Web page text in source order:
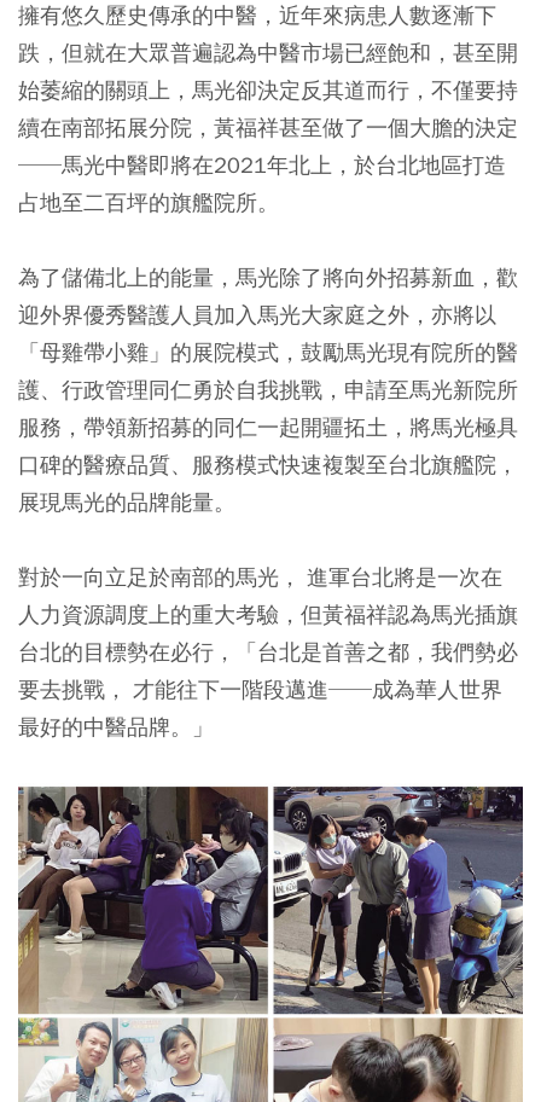
擁有悠久歷史傳承的中醫，近年來病患人數逐漸下
跌，但就在大眾普遍認為中醫市場已經飽和，甚至開
始萎縮的關頭上，馬光卻決定反其道而行，不僅要持
續在南部拓展分院，黃福祥甚至做了一個大膽的決定
──馬光中醫即將在2021年北上，於台北地區打造
占地至二百坪的旗艦院所。
為了儲備北上的能量，馬光除了將向外招募新血，歡
迎外界優秀醫護人員加入馬光大家庭之外，亦將以
「母雞帶小雞」的展院模式，鼓勵馬光現有院所的醫
護、行政管理同仁勇於自我挑戰，申請至馬光新院所
服務，帶領新招募的同仁一起開疆拓土，將馬光極具
口碑的醫療品質、服務模式快速複製至台北旗艦院，
展現馬光的品牌能量。
對於一向立足於南部的馬光， 進軍台北將是一次在
人力資源調度上的重大考驗，但黃福祥認為馬光插旗
台北的目標勢在必行，「台北是首善之都，我們勢必
要去挑戰， 才能往下一階段邁進──成為華人世界
最好的中醫品牌。」